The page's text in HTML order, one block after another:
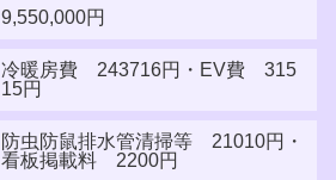
9,550,000円
冷暖房費 243716円・EV費 315
15円
防虫防鼠排水管清掃等 21010円・
看板掲載料 2200円